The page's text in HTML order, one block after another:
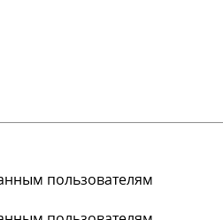
пользователям